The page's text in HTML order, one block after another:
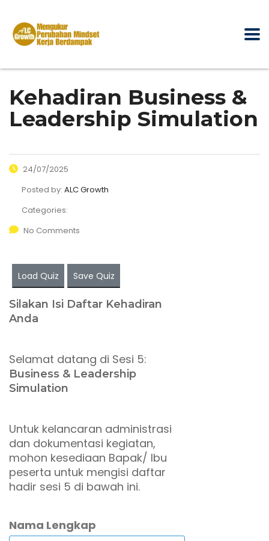
Kehadiran Business &
Leadership Simulation
24/07/2025
Posted by: ALC Growth
Categories:
No Comments
Load Quiz Save Quiz
Silakan Isi Daftar Kehadiran
Anda
Selamat datang di Sesi 5:
Business & Leadership
Simulation
Untuk kelancaran administrasi
dan dokumentasi kegiatan,
mohon kesediaan Bapak/ Ibu
peserta untuk mengisi daftar
hadir sesi 5 di bawah ini.
Nama Lengkap